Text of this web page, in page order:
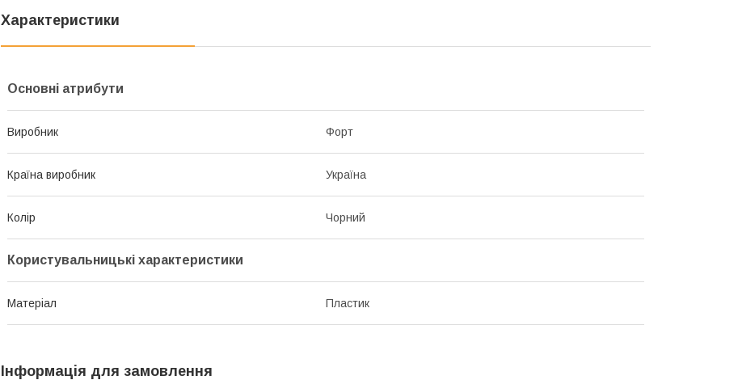
Характеристики
Основні атрибути
Виробник Форт
Країна виробник Україна
Колір Чорний
Користувальницькі характеристики
Матеріал Пластик
Інформація для замовлення